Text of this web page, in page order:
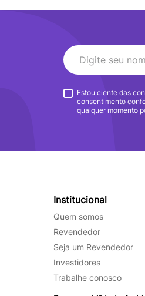
Estou ciente das
consentimento
qualquer momento
Institucional
Quem somos
Revendedor
Seja um Revendedor
Investidores
Trabalhe conosco